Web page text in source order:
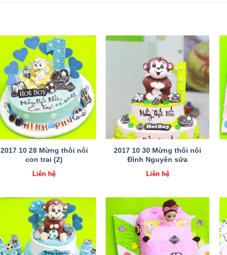
2017 10 28 Mừng thôi nôi
con trai (2)
Liên hệ
2017 10 30 Mừng thôi nôi
Đình Nguyên sữa
Liên hệ